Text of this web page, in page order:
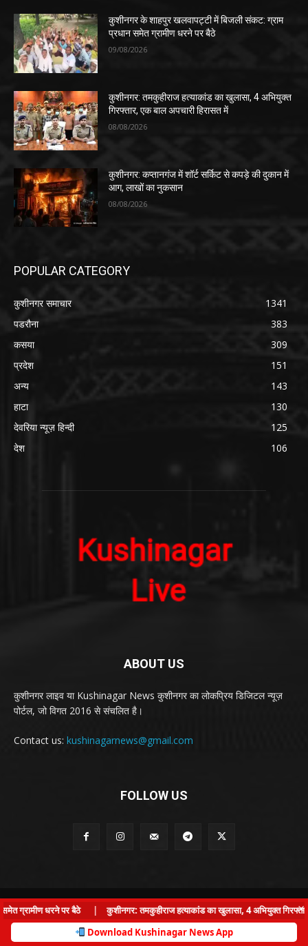
कुशीनगर के शाहपुर खलवापट्टी में बिजली संकट: ग्राम
प्रधान समेत ग्रामीण धरने पर बैठे
09/08/2026
कुशीनगर: तमकुहीराज हत्याकांड का खुलासा, 4 अभियुक्त
गिरफ्तार, एक बाल अपचारी हिरासत में
08/08/2026
कुशीनगर: कप्तानगंज में शॉर्ट सर्किट से कपड़े की दुकान में
आग, लाखों का नुकसान
08/08/2026
POPULAR CATEGORY
कुशीनगर समाचार
1341
पडरौना
383
कसया
309
प्रदेश
151
अन्य
143
हाटा
130
देवरिया न्यूज़ हिन्दी
125
देश
106
ABOUT US
कुशीनगर लाइव या Kushinagar News कुशीनगर का लोकप्रिय डिजिटल न्यूज़
पोर्टल, जो विगत 2016 से संचलित है।
Contact us: kushinagarnews@gmail.com
FOLLOW US
© Kushinagar Live - 2022
Home About us Privacy Policy Contact us
×
ग्रामीण धरने पर बैठे
कुशीनगर: तमकुहीराज हत्याकांड का खुलासा, 4 अभियुक्त गिरफ्तार,
Download Kushinagar News App